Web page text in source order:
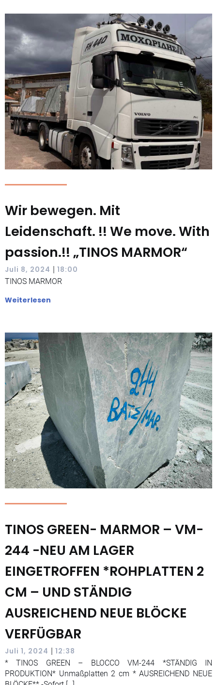
Wir bewegen. Mit
Leidenschaft. !! We move. With
passion.!! „TINOS MARMOR“
Juli 8, 2024 | 18:00
TINOS MARMOR
Weiterlesen
TINOS GREEN- MARMOR – VM-
244 -NEU AM LAGER
EINGETROFFEN *ROHPLATTEN 2
CM – UND STÄNDIG
AUSREICHEND NEUE BLÖCKE
VERFÜGBAR
Juli 1, 2024 | 12:38
* TINOS GREEN – BLOCCO VM-244 *STÄNDIG IN
PRODUKTION* Unmaßplatten 2 cm * AUSREICHEND NEUE